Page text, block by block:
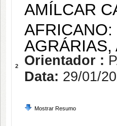
2
AMÍLCAR
AGRÁRIAS,
Orientador :
Data: 29/01/
Mostrar Resumo